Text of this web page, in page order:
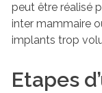
peut être réalisé
inter mammaire
implants trop
Etapes